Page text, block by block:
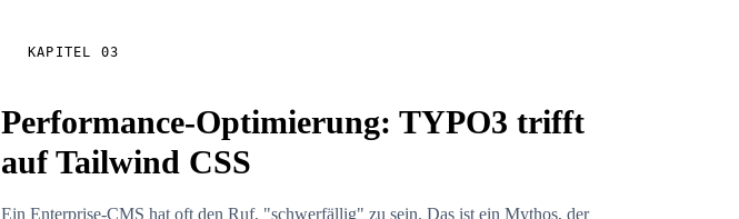
KAPITEL 03
Performance-Optimierung: TYPO3 trifft
auf Tailwind CSS
Ein Enterprise-CMS hat oft den Ruf, "schwerfällig" zu sein. Das ist ein Mythos, der